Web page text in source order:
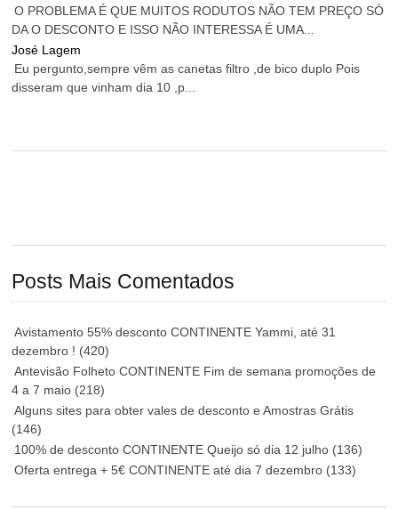
O PROBLEMA É QUE MUITOS RODUTOS NÃO TEM PREÇO SÓ
DA O DESCONTO E ISSO NÃO INTERESSA É UMA...
José Lagem
Eu pergunto,sempre vêm as canetas filtro ,de bico duplo Pois
disseram que vinham dia 10 ,p...
Posts Mais Comentados
Avistamento 55% desconto CONTINENTE Yammi, até 31
dezembro ! (420)
Antevisão Folheto CONTINENTE Fim de semana promoções de
4 a 7 maio (218)
Alguns sites para obter vales de desconto e Amostras Grátis
(146)
100% de desconto CONTINENTE Queijo só dia 12 julho (136)
Oferta entrega + 5€ CONTINENTE até dia 7 dezembro (133)